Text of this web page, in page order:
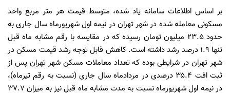
بر اساس اطلاعات سامانه یاد شده، متوسط قیمت هر متر مربع واحد
مسکونی معامله شده در شهر تهران در نیمه اول شهریورماه سال جاری به
حدود ۲۳.۵ میلیون تومان رسیده که در مقایسه با رقم مشابه ماه قبل
تنها ۱.۹ درصد رشد داشته است. کاهش قابل توجه رشد قیمت مسکن در
شهر تهران در شرایطی بوده که تعداد معاملات مسکن شهر تهران پس از
ثبت افت ۳۵.۴ درصدی در مردادماه سال جاری (نسبت به رقم تیرماه)،
در نیمه اول شهریورماه نسبت به مدت مشابه ماه قبل نیز به میزان ۳۷.۷